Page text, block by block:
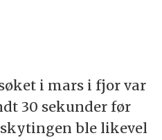
i mars i fjor var
30 sekunder før
ble likevel